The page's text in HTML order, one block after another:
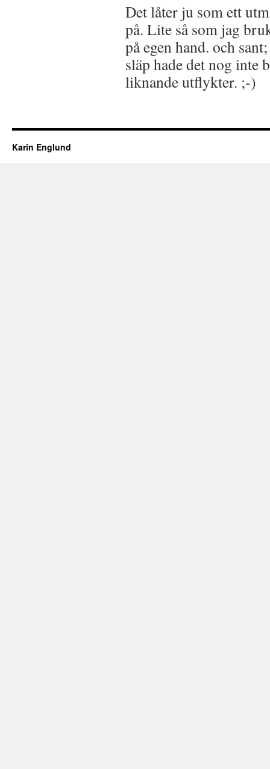
Det låter ju som ett
på. Lite så som jag
på egen hand. och
släp hade det nog inte
liknande utflykter. ;-)
Karin Englund